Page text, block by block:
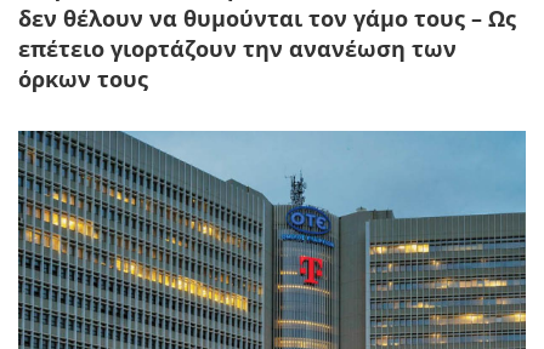
δεν θέλουν να θυμούνται τον γάμο τους – Ως
επέτειο γιορτάζουν την ανανέωση των
όρκων τους